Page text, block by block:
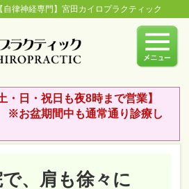
律神経専門】宮田カイロプラクティック
・日・祝日も夜8時まで営業】
※お盆期間中も通常通り診療し
、肩も徐々に